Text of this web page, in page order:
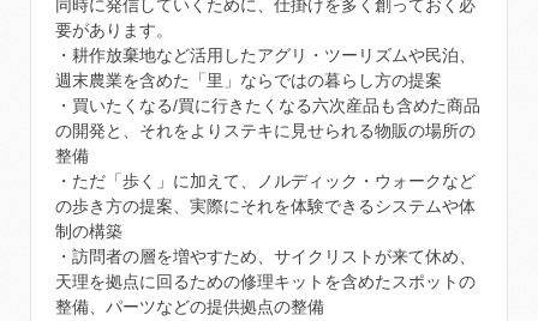
同時に発信していくために、仕掛けを多く創っておく必
要があります。
・耕作放棄地など活用したアグリ・ツーリズムや民泊、
週末農業を含めた「里」ならではの暮らし方の提案
・買いたくなる/買に行きたくなる六次産品も含めた商品
の開発と、それをよりステキに見せられる物販の場所の
整備
・ただ「歩く」に加えて、ノルディック・ウォークなど
の歩き方の提案、実際にそれを体験できるシステムや体
制の構築
・訪問者の層を増やすため、サイクリストが来て休め、
天理を拠点に回るための修理キットを含めたスポットの
整備、パーツなどの提供拠点の整備